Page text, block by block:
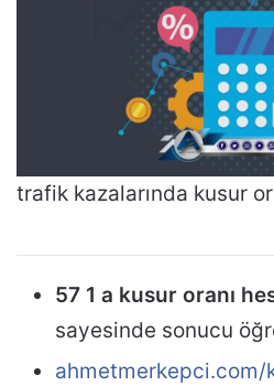
trafik kazalarında kusur
57 1 a kusur oranı
sayesinde sonucu
ahmetmerkepci.com/